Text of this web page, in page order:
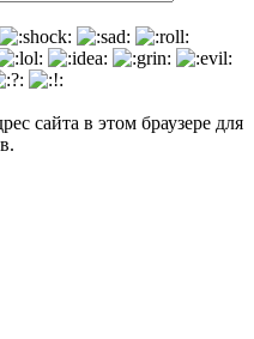
сайта в этом браузере для